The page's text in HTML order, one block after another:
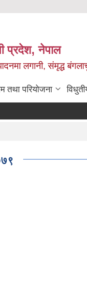
प्रदेश, नेपाल
लगानी, संमृद्ध
तथा परियोजना